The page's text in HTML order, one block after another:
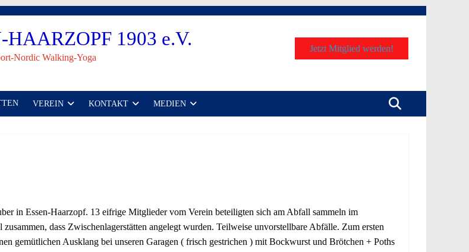
1903 e.V.
Nordic Walking-Yoga
Jetzt Mitglied werden!
VEREIN KONTAKT MEDIEN
in Essen-Haarzopf. 13 eifrige Mitglieder vom Verein beteiligten sich am Abfall sammeln im
dass Zwischenlagerstätten angelegt wurden. Teilweise unvorstellbare Abfälle. Zum ersten
gemütlichen Ausklang bei unseren Garagen ( frisch gestrichen ) mit Bockwurst und Brötchen + Poths